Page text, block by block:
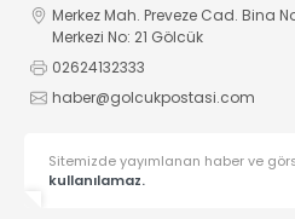
Merkez Mah. Preveze Cad. Bina
Merkezi No: 21 Gölcük
02624132333
haber@golcukpostasi.com
Sitemizde yayımlanan haber ve
kullanılamaz.